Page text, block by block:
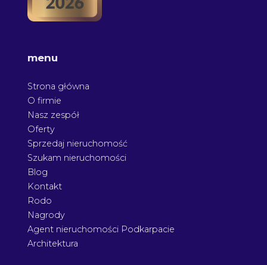
menu
Strona główna
O firmie
Nasz zespół
Oferty
Sprzedaj nieruchomość
Szukam nieruchomości
Blog
Kontakt
Rodo
Nagrody
Agent nieruchomości Podkarpacie
Architektura